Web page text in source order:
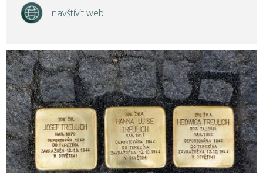
navštívit web